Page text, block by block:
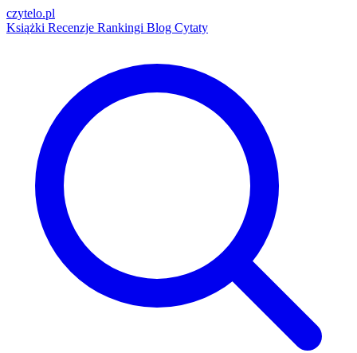
czytelo.pl
Książki Recenzje Rankingi Blog Cytaty